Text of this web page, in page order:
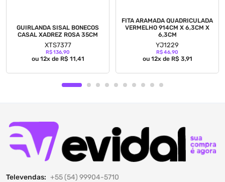
GUIRLANDA SISAL BONECOS
CASAL XADREZ ROSA 35CM
XTS7377
R$ 136,90
ou 12x de R$ 11,41
FITA ARAMADA QUADRICULADA
VERMELHO 914CM X 6,3CM X
6,3CM
YJ1229
R$ 46,90
ou 12x de R$ 3,91
Televendas: +55 (54) 99904-5710